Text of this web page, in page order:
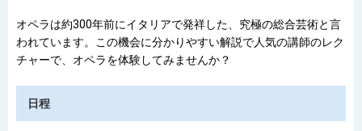
オペラは約300年前にイタリアで発祥した、究極の総合芸術と言
われています。この機会に分かりやすい解説で人気の講師のレク
チャーで、オペラを体験してみませんか？
日程